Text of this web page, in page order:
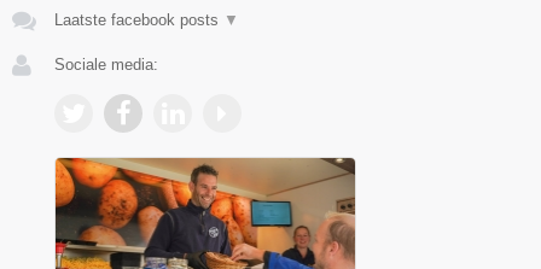
Laatste facebook posts ▼
Sociale media: